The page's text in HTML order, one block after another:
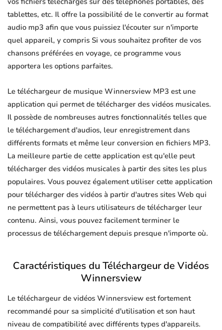
tablettes, etc. Il offre la possibilité de le convertir au format
audio mp3 afin que vous puissiez l'écouter sur n'importe
quel appareil, y compris Si vous souhaitez profiter de vos
chansons préférées en voyage, ce programme vous
apportera les options parfaites.
Le téléchargeur de musique Winnersview MP3 est une
application qui permet de télécharger des vidéos musicales.
Il possède de nombreuses autres fonctionnalités telles que
le téléchargement d'audios, leur enregistrement dans
différents formats et même leur conversion en fichiers MP3.
La meilleure partie de cette application est qu'elle peut
télécharger des vidéos musicales à partir des sites les plus
populaires. Vous pouvez également utiliser cette application
pour télécharger des vidéos à partir d'autres sites Web qui
ne permettent pas à leurs utilisateurs de télécharger leur
contenu. Ainsi, vous pouvez facilement terminer le
processus de téléchargement depuis presque n'importe où.
Caractéristiques du Téléchargeur de Vidéos
Winnersview
Le téléchargeur de vidéos Winnersview est fortement
recommandé pour sa simplicité d'utilisation et son haut
niveau de compatibilité avec différents types d'appareils.